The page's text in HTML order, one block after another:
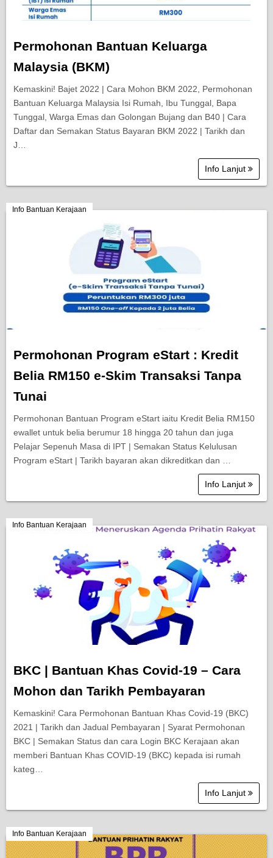
Permohonan Bantuan Keluarga
Malaysia (BKM)
Kemaskini! Bajet 2022 | Cara Mohon BKM 2022, Permohonan
Bantuan Keluarga Malaysia Isi Rumah, Ibu Tunggal, Bapa
Tunggal, Warga Emas dan Golongan Bujang dan B40 | Cara
Daftar dan Semakan Status Bayaran BKM 2022 | Tarikh dan
J…
Info Lanjut
Info Bantuan Kerajaan
Permohonan Program eStart : Kredit
Belia RM150 e-Skim Transaksi Tanpa
Tunai
Permohonan Bantuan Program eStart iaitu Kredit Belia RM150
ewallet untuk belia berumur 18 hingga 20 tahun dan juga
Pelajar Sepenuh Masa di IPT | Semakan Status Kelulusan
Program eStart | Tarikh bayaran akan dikreditkan dan …
Info Lanjut
Info Bantuan Kerajaan
BKC | Bantuan Khas Covid-19 – Cara
Mohon dan Tarikh Pembayaran
Kemaskini! Cara Permohonan Bantuan Khas Covid-19 (BKC)
2021 | Tarikh dan Jadual Pembayaran | Syarat Permohonan
BKC | Semakan Status dan cara Login BKC Kerajaan akan
memberi Bantuan Khas COVID-19 (BKC) kepada isi rumah
kateg…
Info Lanjut
Info Bantuan Kerajaan